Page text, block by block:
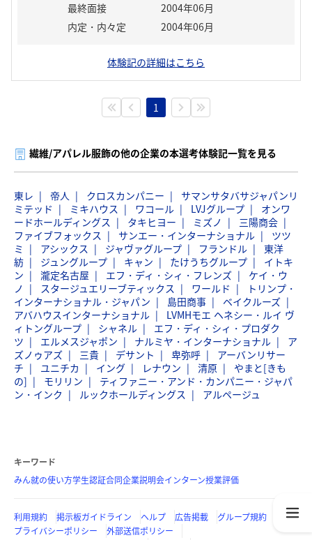
最終面接
2004年06月
内定・内々定
2004年06月
体験記の詳細はこちら
1
繊維/アパレル服飾の他の企業の本選考体験記一覧を見る
東レ 帝人 クロスカンパニー
サマンサタバサジャパンリ
ミテッド
ミキハウス ワコール LVJグループ
オンワ
ードホールディングス
タキヒヨー ミズノ
三陽商会
ファイブフォックス
サンエー・インターナショナル
ツツ
ミ
アシックス ジャヴァグループ フランドル
東洋
紡
ジュングループ キャン たけうちグループ
イトキ
ン
瀧定名古屋 エフ・ディ・シィ・フレンズ
ケイ・ウ
ノ
スタージュエリーブティックス ワールド
トリンプ・
インターナショナル・ジャパン
島田商事
ベイクルーズ
アバハウスインターナショナル
LVMHモエ ヘネシー・ルイ ヴ
ィトングループ
シャネル
エフ・ディ・シィ・プロダク
ツ
エルメスジャポン ナルミヤ・インターナショナル
ア
ズノゥアズ
三貴 デサント 卑弥呼
アーバンリサー
チ
ユニチカ イング レナウン 清原
やまと[きも
の]
モリリン
ティファニー・アンド・カンパニー・ジャパ
ン・インク
ルックホールディングス アルページュ
キーワード
みん就の使い方学生認証合同企業説明会インターン授業評価
利用規約 掲示板ガイドライン ヘルプ 広告掲載
グループ規約
プライバシーポリシー
外部送信ポリシー